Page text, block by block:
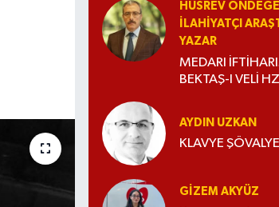
HÜSREV
İLAHIYATÇI
YAZAR
MEDARI
BEKTAŞ-I VELİ
AYDIN UZKAN
KLAVYE
GIZEM AKYÜZ